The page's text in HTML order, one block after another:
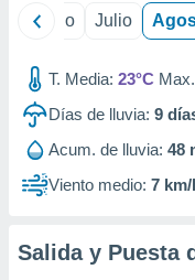
de
Junio Julio
T. Media: 23°C
Días de lluvia: 9
Acum. de lluvia: 48
Viento medio: 7
Salida y Puesta